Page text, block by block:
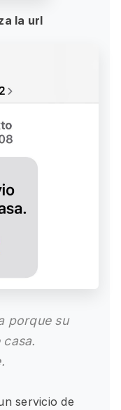
la url
porque su
servicio de